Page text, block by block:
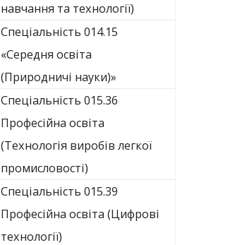
навчання та технології)
Спеціальність 014.15
«Середня освіта
(Природничі науки)»
Спеціальність 015.36
Професійна освіта
(Технологія виробів легкої
промисловості)
Спеціальність 015.39
Професійна освіта (Цифрові
технології)